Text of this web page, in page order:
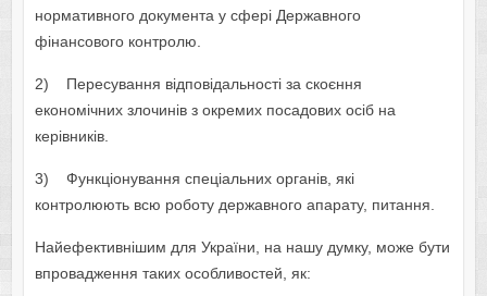
нормативного документа у сфері Державного
фінансового контролю.
2) Пересування відповідальності за скоєння
економічних злочинів з окремих посадових осіб на
керівників.
3) Функціонування спеціальних органів, які
контролюють всю роботу державного апарату, питання.
Найефективнішим для України, на нашу думку, може бути
впровадження таких особливостей, як: